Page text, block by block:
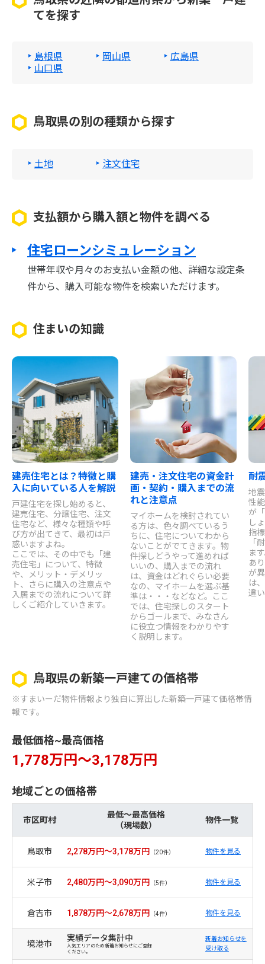
てを探す
島根県 岡山県
広島県
山口県
鳥取県の別の種類から探す
土地 注文住宅
支払額から購入額と物件を調べる
住宅ローンシミュレーション
世帯年収や月々のお支払い金額の他、詳細な設定条
件から、購入可能な物件を検索いただけます。
住まいの知識
建売住宅とは？特徴と購
入に向いている人を解説
戸建住宅を探し始めると、
建売住宅、分譲住宅、注文
住宅など、様々な種類や呼
び方が出てきて、最初は戸
惑いますよね。
ここでは、その中でも「建
売住宅」について、特徴
や、メリット・デメリッ
ト、さらに購入の注意点や
入居までの流れについて詳
しくご紹介していきます。
建売・注文住宅の資金計
画・契約・購入までの流
れと注意点
マイホームを検討されてい
る方は、色々調べているう
ちに、住宅についてわから
ないことがでてきます。物
件探しどうやって進めれば
いいの、購入までの流れ
は、資金はどれぐらい必要
なの、マイホームを選ぶ基
準は・・・などなど。ここ
では、住宅探しのスタート
からゴールまで、みなさん
に役立つ情報をわかりやす
く説明します。
耐
地
性
が
し
指
「
ま
あ
が
は
違
鳥取県の新築一戸建ての価格帯
※すまいーだ物件情報より独自に算出した新築一戸建て価格帯情
報です。
最低価格~最高価格
1,778万円～3,178万円
地域ごとの価格帯
市区町村
最低～最高価格
（現場数）
物件一覧
鳥取市 2,278万円～3,178万円 （20件） 物件を見る
米子市 2,480万円～3,090万円 （5件） 物件を見る
倉吉市 1,878万円～2,678万円 （4件） 物件を見る
境港市
実績データ集計中
人気エリアのため新着お知らせにご登録
ください。
新着お知らせを
受け取る